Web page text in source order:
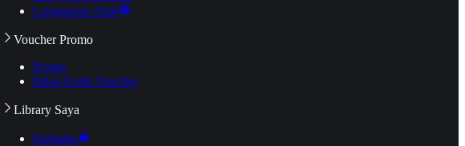
Langganan Aktif
Voucher Promo
Promo
Pakai Kode Voucher
Library Saya
Daftarku